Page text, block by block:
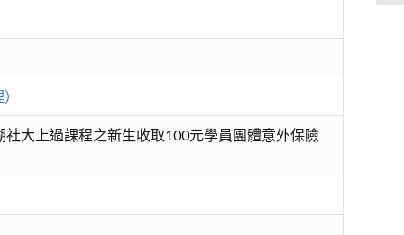
大上過課程之新生收取100元學員團體意外保險